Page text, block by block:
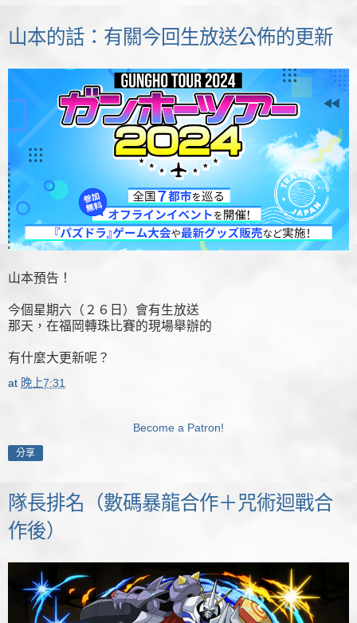
山本的話：有關今回生放送公佈的更新
山本預告！
今個星期六（２６日）會有生放送
那天，在福岡轉珠比賽的現場舉辦的
有什麼大更新呢？
at 晚上7:31
Become a Patron!
分享
隊長排名（數碼暴龍合作＋咒術迴戰合
作後）